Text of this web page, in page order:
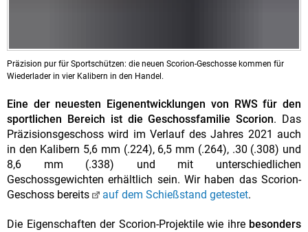
Präzision pur für Sportschützen: die neuen Scorion-Geschosse kommen für
Wiederlader in vier Kalibern in den Handel.
Eine der neuesten Eigenentwicklungen von RWS für den
sportlichen Bereich ist die Geschossfamilie Scorion. Das
Präzisionsgeschoss wird im Verlauf des Jahres 2021 auch
in den Kalibern 5,6 mm (.224), 6,5 mm (.264), .30 (.308) und
8,6 mm (.338) und mit unterschiedlichen
Geschossgewichten erhältlich sein. Wir haben das Scorion-
Geschoss bereits
auf dem Schießstand getestet.
Die Eigenschaften der Scorion-Projektile wie ihre besonders